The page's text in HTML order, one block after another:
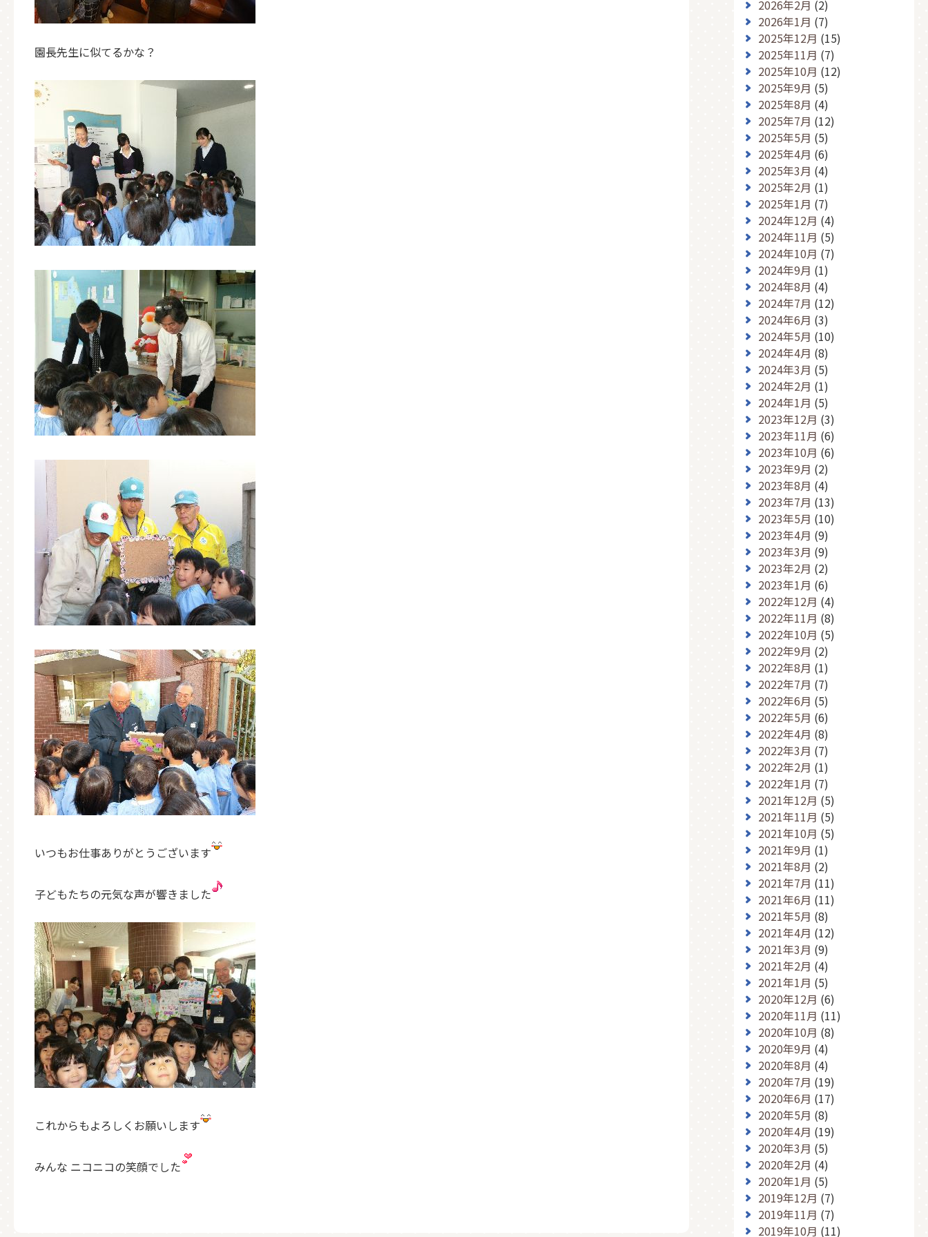
園長先生に似てるかな？
いつもお仕事ありがとうございます
子どもたちの元気な声が響きました
これからもよろしくお願いします
みんな ニコニコの笑顔でした
2026年2月 (2)
2026年1月 (7)
2025年12月 (15)
2025年11月 (7)
2025年10月 (12)
2025年9月 (5)
2025年8月 (4)
2025年7月 (12)
2025年5月 (5)
2025年4月 (6)
2025年3月 (4)
2025年2月 (1)
2025年1月 (7)
2024年12月 (4)
2024年11月 (5)
2024年10月 (7)
2024年9月 (1)
2024年8月 (4)
2024年7月 (12)
2024年6月 (3)
2024年5月 (10)
2024年4月 (8)
2024年3月 (5)
2024年2月 (1)
2024年1月 (5)
2023年12月 (3)
2023年11月 (6)
2023年10月 (6)
2023年9月 (2)
2023年8月 (4)
2023年7月 (13)
2023年5月 (10)
2023年4月 (9)
2023年3月 (9)
2023年2月 (2)
2023年1月 (6)
2022年12月 (4)
2022年11月 (8)
2022年10月 (5)
2022年9月 (2)
2022年8月 (1)
2022年7月 (7)
2022年6月 (5)
2022年5月 (6)
2022年4月 (8)
2022年3月 (7)
2022年2月 (1)
2022年1月 (7)
2021年12月 (5)
2021年11月 (5)
2021年10月 (5)
2021年9月 (1)
2021年8月 (2)
2021年7月 (11)
2021年6月 (11)
2021年5月 (8)
2021年4月 (12)
2021年3月 (9)
2021年2月 (4)
2021年1月 (5)
2020年12月 (6)
2020年11月 (11)
2020年10月 (8)
2020年9月 (4)
2020年8月 (4)
2020年7月 (19)
2020年6月 (17)
2020年5月 (8)
2020年4月 (19)
2020年3月 (5)
2020年2月 (4)
2020年1月 (5)
2019年12月 (7)
2019年11月 (7)
2019年10月 (11)